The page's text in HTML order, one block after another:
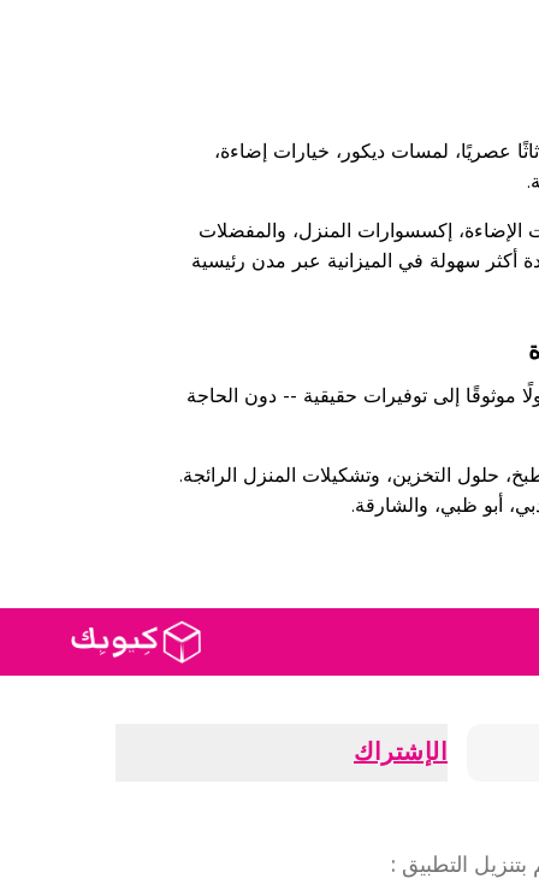
عصريًا، لمسات ديكور، خيارات إضاءة،
الإضاءة، إكسسوارات المنزل، والمفضلات
أكثر سهولة في الميزانية عبر مدن رئيسية
موثوقًا إلى توفيرات حقيقية -- دون الحاجة
حلول التخزين، وتشكيلات المنزل الرائجة.
أبو ظبي، والشارقة.
الإشتراك
بتنزيل التطبيق :